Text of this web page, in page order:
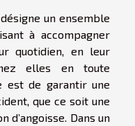
un ensemble
à accompagner
quotidien, en leur
elles en toute
est de garantir une
que ce soit une
d’angoisse. Dans un